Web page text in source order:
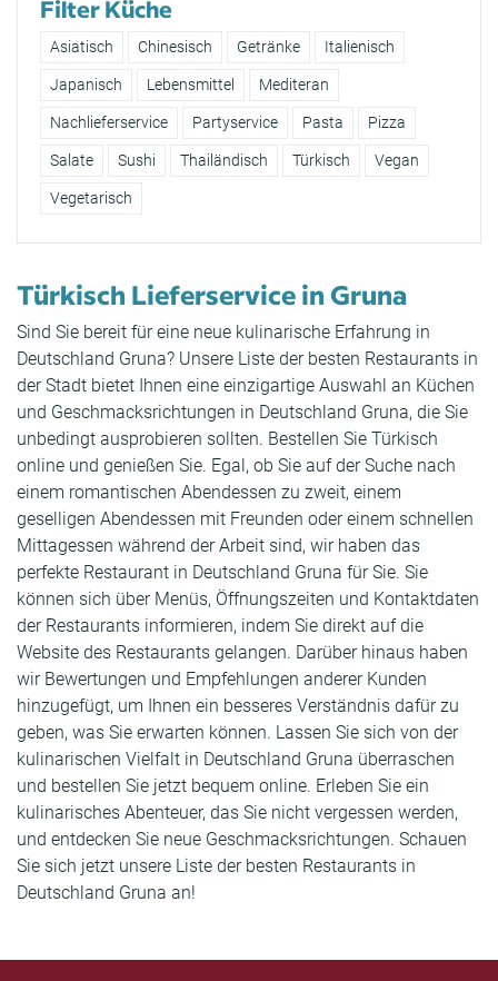
Filter Küche
Asiatisch Chinesisch Getränke Italienisch
Japanisch Lebensmittel Mediteran
Nachlieferservice Partyservice Pasta Pizza
Salate Sushi Thailändisch Türkisch Vegan
Vegetarisch
Türkisch Lieferservice in Gruna
Sind Sie bereit für eine neue kulinarische Erfahrung in
Deutschland Gruna? Unsere Liste der besten Restaurants in
der Stadt bietet Ihnen eine einzigartige Auswahl an Küchen
und Geschmacksrichtungen in Deutschland Gruna, die Sie
unbedingt ausprobieren sollten. Bestellen Sie Türkisch
online und genießen Sie. Egal, ob Sie auf der Suche nach
einem romantischen Abendessen zu zweit, einem
geselligen Abendessen mit Freunden oder einem schnellen
Mittagessen während der Arbeit sind, wir haben das
perfekte Restaurant in Deutschland Gruna für Sie. Sie
können sich über Menüs, Öffnungszeiten und Kontaktdaten
der Restaurants informieren, indem Sie direkt auf die
Website des Restaurants gelangen. Darüber hinaus haben
wir Bewertungen und Empfehlungen anderer Kunden
hinzugefügt, um Ihnen ein besseres Verständnis dafür zu
geben, was Sie erwarten können. Lassen Sie sich von der
kulinarischen Vielfalt in Deutschland Gruna überraschen
und bestellen Sie jetzt bequem online. Erleben Sie ein
kulinarisches Abenteuer, das Sie nicht vergessen werden,
und entdecken Sie neue Geschmacksrichtungen. Schauen
Sie sich jetzt unsere Liste der besten Restaurants in
Deutschland Gruna an!